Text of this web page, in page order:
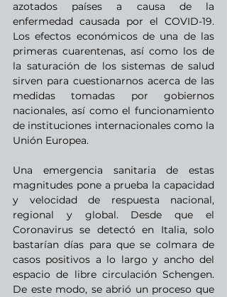
azotados países a causa de la
enfermedad causada por el COVID-19.
Los efectos económicos de una de las
primeras cuarentenas, así como los de
la saturación de los sistemas de salud
sirven para cuestionarnos acerca de las
medidas tomadas por gobiernos
nacionales, así como el funcionamiento
de instituciones internacionales como la
Unión Europea.
Una emergencia sanitaria de estas
magnitudes pone a prueba la capacidad
y velocidad de respuesta nacional,
regional y global. Desde que el
Coronavirus se detectó en Italia, solo
bastarían días para que se colmara de
casos positivos a lo largo y ancho del
espacio de libre circulación Schengen.
De este modo, se abrió un proceso que